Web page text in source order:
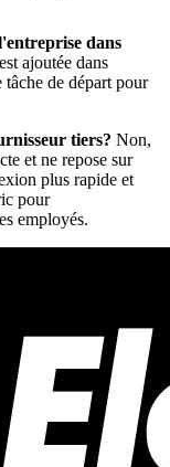
dans
ajoutée dans
de départ pour
tiers? Non,
et ne repose sur
plus rapide et
pour
employés.